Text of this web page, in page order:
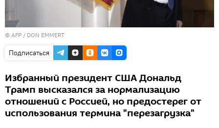
© AFP / DON EMMERT
Подписаться
Избранный президент США Дональд
Трамп высказался за нормализацию
отношений с Россией, но предостерег от
использования термина "перезагрузка"